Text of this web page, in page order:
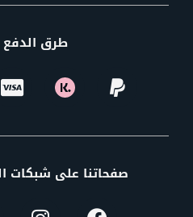
طرق الدفع
صفحاتنا على شبكات